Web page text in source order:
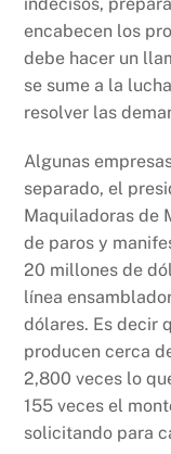
encabecen los
debe hacer un
se sume a la
resolver las
Algunas
separado, el
Maquiladoras de
de paros y
20 millones de
línea
dólares. Es decir
producen cerca
2,800 veces lo
155 veces el
solicitando para